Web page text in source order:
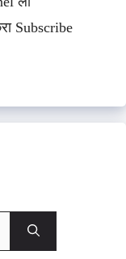
Subscribe